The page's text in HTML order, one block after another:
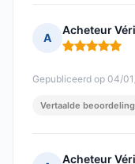
A
Acheteur
Opmerking: 5
Gepubliceerd op 04/
Vertaalde
Acheteur